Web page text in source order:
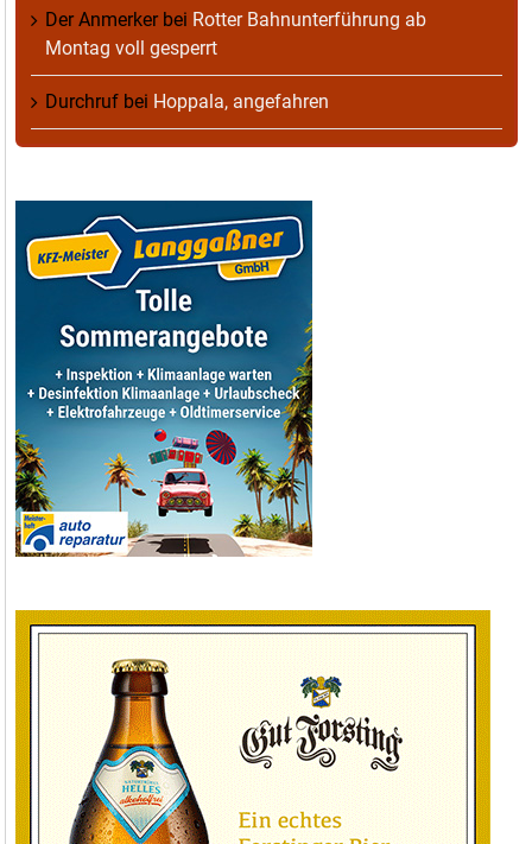
Der Anmerkerbei Rotter Bahnunterführung ab
Montag voll gesperrt
Durchruf bei Hoppala, angefahren